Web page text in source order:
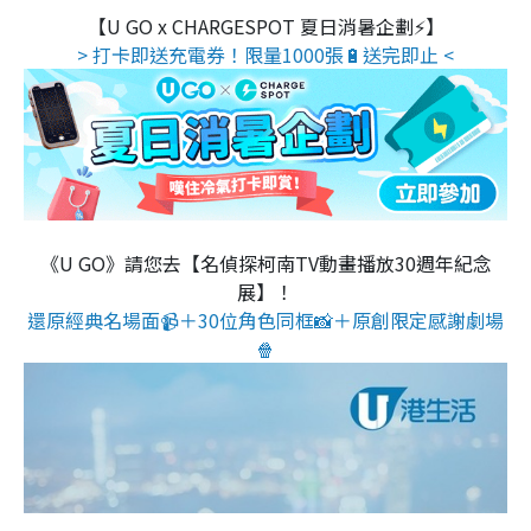
【U GO x CHARGESPOT 夏日消暑企劃⚡】
> 打卡即送充電券！限量1000張🔋送完即止 <
《U GO》請您去【名偵探柯南TV動畫播放30週年紀念
展】！
還原經典名場面📹＋30位角色同框📸＋原創限定感謝劇場
🍿